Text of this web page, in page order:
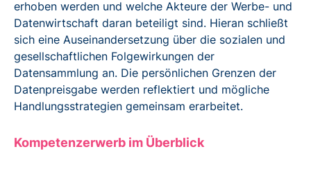
erhoben werden und welche Akteure der Werbe- und
Datenwirtschaft daran beteiligt sind. Hieran schließt
sich eine Auseinandersetzung über die sozialen und
gesellschaftlichen Folgewirkungen der
Datensammlung an. Die persönlichen Grenzen der
Datenpreisgabe werden reflektiert und mögliche
Handlungsstrategien gemeinsam erarbeitet.
Kompetenzerwerb im Überblick